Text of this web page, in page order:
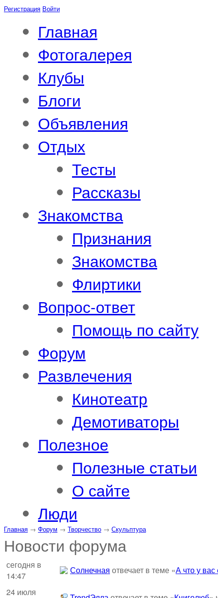
Регистрация Войти
Главная
Фотогалерея
Клубы
Блоги
Объявления
Отдых
Тесты
Рассказы
Знакомства
Признания
Знакомства
Флиртики
Вопрос-ответ
Помощь по сайту
Форум
Развлечения
Кинотеатр
Демотиваторы
Полезное
Полезные статьи
О сайте
Люди
Главная → Форум → Творчество → Скульптура
Новости форума
сегодня в
14:47
Солнечная отвечает в теме «А что у
24 июля